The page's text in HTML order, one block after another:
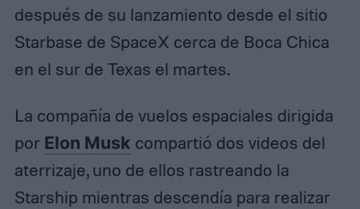
después de su lanzamiento desde el sitio
Starbase de SpaceX cerca de Boca Chica
en el sur de Texas el martes.
La compañía de vuelos espaciales dirigida
por Elon Musk compartió dos videos del
aterrizaje, uno de ellos rastreando la
Starship mientras descendía para realizar